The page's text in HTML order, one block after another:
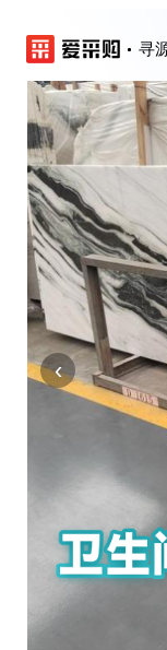
寻
‹